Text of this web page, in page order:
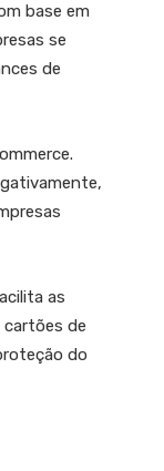
base em
se
de
as
cartões de
do